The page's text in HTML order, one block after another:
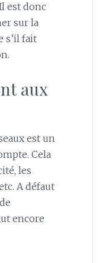
est donc
sur la
s’il fait
aux
est un
Cela
les
A défaut
encore